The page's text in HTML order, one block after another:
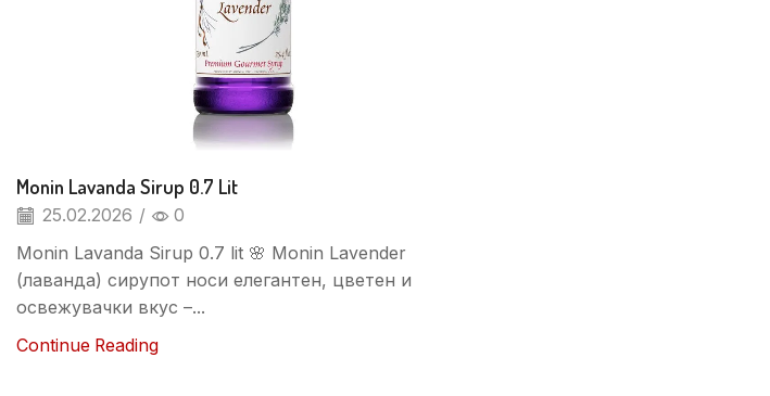
Monin Lavanda Sirup 0.7 Lit
25.02.2026 / 0
Monin Lavanda Sirup 0.7 lit 🌸 Monin Lavender
(лаванда) сирупот носи елегантен, цветен и
освежувачки вкус –...
Continue Reading